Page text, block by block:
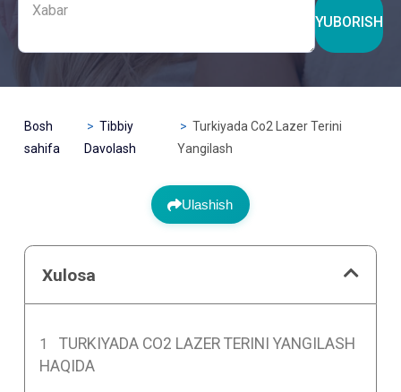
YUBORISH
Bosh
sahifa
Tibbiy
Davolash
Turkiyada Co2 Lazer Terini
Yangilash
Ulashish
Xulosa
TURKIYADA CO2 LAZER TERINI YANGILASH
HAQIDA